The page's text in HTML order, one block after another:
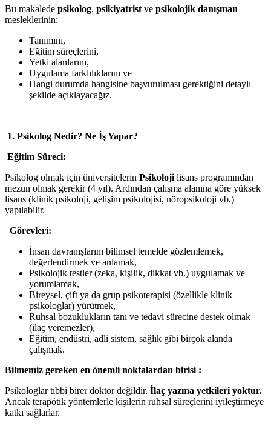
Bu makalede psikolog, psikiyatrist ve psikolojik danışman
mesleklerinin:
Tanımını,
Eğitim süreçlerini,
Yetki alanlarını,
Uygulama farklılıklarını ve
Hangi durumda hangisine başvurulması gerektiğini detaylı
şekilde açıklayacağız.
1. Psikolog Nedir? Ne İş Yapar?
Eğitim Süreci:
Psikolog olmak için üniversitelerin Psikoloji lisans programından
mezun olmak gerekir (4 yıl). Ardından çalışma alanına göre yüksek
lisans (klinik psikoloji, gelişim psikolojisi, nöropsikoloji vb.)
yapılabilir.
Görevleri:
İnsan davranışlarını bilimsel temelde gözlemlemek,
değerlendirmek ve anlamak,
Psikolojik testler (zeka, kişilik, dikkat vb.) uygulamak ve
yorumlamak,
Bireysel, çift ya da grup psikoterapisi (özellikle klinik
psikologlar) yürütmek,
Ruhsal bozuklukların tanı ve tedavi sürecine destek olmak
(ilaç veremezler),
Eğitim, endüstri, adli sistem, sağlık gibi birçok alanda
çalışmak.
Bilmemiz gereken en önemli noktalardan birisi :
Psikologlar tıbbi birer doktor değildir. İlaç yazma yetkileri yoktur.
Ancak terapötik yöntemlerle kişilerin ruhsal süreçlerini iyileştirmeye
katkı sağlarlar.